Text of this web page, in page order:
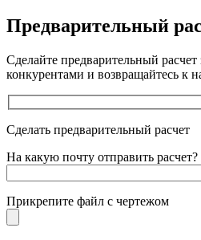
Предварительный
Сделайте предварительный расчет
конкурентами и возвращайтесь к
Сделать предварительный расчет
На какую почту отправить
Прикрепите файл с чертежом